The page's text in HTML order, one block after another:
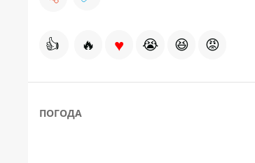
👍 🔥 ♥ 😭 😆 😡
ПОГОДА